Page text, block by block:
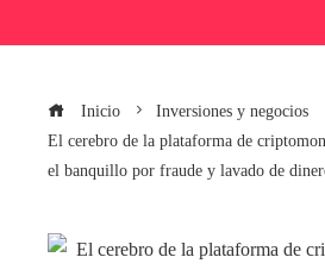
Inicio
Inversiones y negocios
El cerebro de la plataforma de
el banquillo por fraude y lavado de